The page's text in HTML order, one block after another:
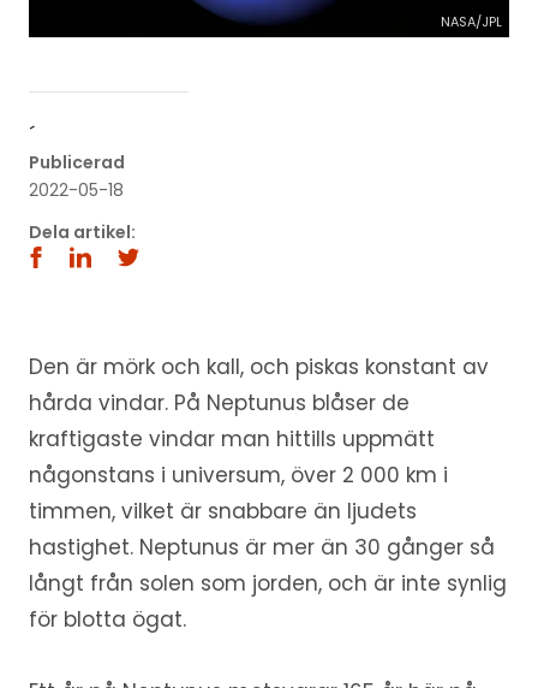
NASA/JPL
´
Publicerad
2022-05-18
Dela artikel:
Den är mörk och kall, och piskas konstant av
hårda vindar. På Neptunus blåser de
kraftigaste vindar man hittills uppmätt
någonstans i universum, över 2 000 km i
timmen, vilket är snabbare än ljudets
hastighet. Neptunus är mer än 30 gånger så
långt från solen som jorden, och är inte synlig
för blotta ögat.